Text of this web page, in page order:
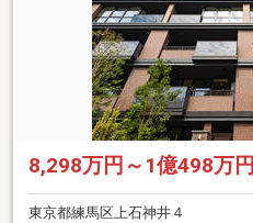
8,298万円～1億498万円
東京都練馬区上石神井４